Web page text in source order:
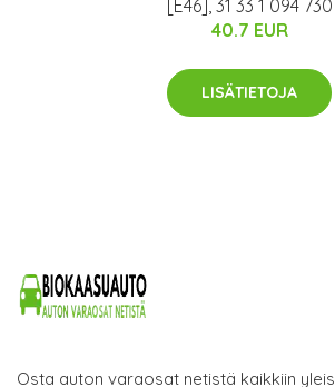
[E46], 31 33 1 094 730
40.7 EUR
LISÄTIETOJA
Osta auton varaosat netistä kaikkiin